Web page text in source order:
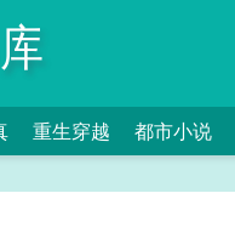
重生穿越 都市小说